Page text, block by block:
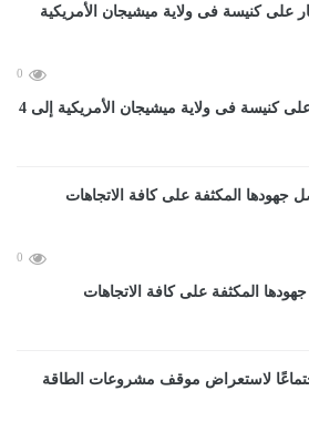
0
ارتفاع عدد قتلى إطلاق نار على كنيسة فى ولاية ميشيجان الأمريكية إلى 4
0
المكثفة على كافة الاتجاهات